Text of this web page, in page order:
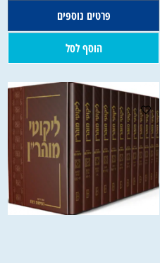
פרטים נוספים
הוסף לסל